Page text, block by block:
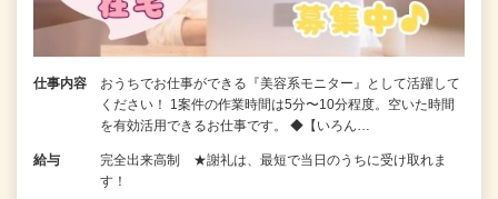
仕事内容
おうちでお仕事ができる『美容系モニター』として活躍して
ください！ 1案件の作業時間は5分〜10分程度。空いた時間
を有効活用できるお仕事です。 ◆【いろん…
給与
完全出来高制 ★謝礼は、最短で当日のうちに受け取れま
す！